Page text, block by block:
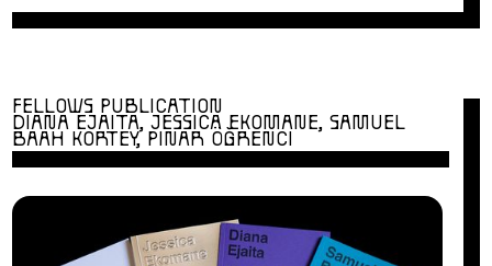
FELLOWS PUBLICATION
DIANA EJAITA, JESSICA EKOMANE, SAMUEL
BAAH KORTEY, PINAR ÖĞRENCI